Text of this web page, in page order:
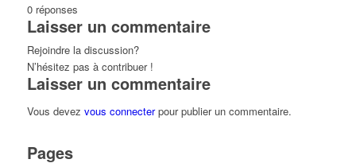
0 réponses
Laisser un commentaire
Rejoindre la discussion?
N’hésitez pas à contribuer !
Laisser un commentaire
Vous devez vous connecterpour publier un commentaire.
Pages